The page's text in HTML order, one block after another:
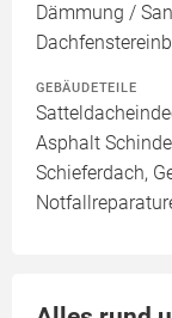
Dämmung /
GEBÄUDETEILE
Asphalt
Schieferdach,